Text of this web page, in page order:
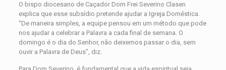
O bispo diocesano de Caçador Dom Frei Severino Clasen
explica que esse subsídio pretende ajudar a Igreja Doméstica.
“De maneira simples, a equipe pensou em um método que pode
nos ajudar a celebrar a Palavra a cada final de semana. O
domingo é o dia do Senhor, não deixemos passar o dia, sem
ouvir a Palavra de Deus”, diz.